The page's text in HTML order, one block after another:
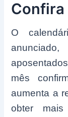
Confira
O
mês
aumenta a
obter mais